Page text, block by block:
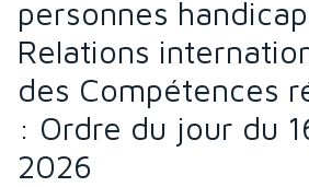
personnes
Relations
des Compétences
: Ordre du jour du
2026